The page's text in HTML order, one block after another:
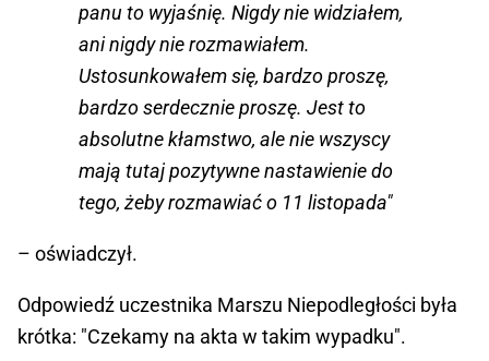
panu to wyjaśnię. Nigdy nie widziałem,
ani nigdy nie rozmawiałem.
Ustosunkowałem się, bardzo proszę,
bardzo serdecznie proszę. Jest to
absolutne kłamstwo, ale nie wszyscy
mają tutaj pozytywne nastawienie do
tego, żeby rozmawiać o 11 listopada"
– oświadczył.
Odpowiedź uczestnika Marszu Niepodległości była
krótka: "Czekamy na akta w takim wypadku".